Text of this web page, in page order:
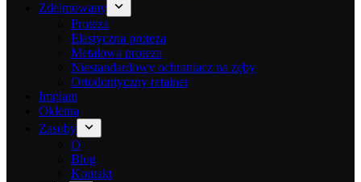
Zdejmowany
Proteza
Elastyczna proteza
Metalowa proteza
Niestandardowy ochraniacz na zęby
Ortodontyczny retainer
Implant
Okleina
Zasoby
O
Blog
Kontakt